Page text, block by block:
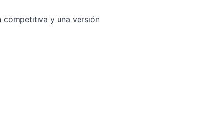
competitiva y una versión